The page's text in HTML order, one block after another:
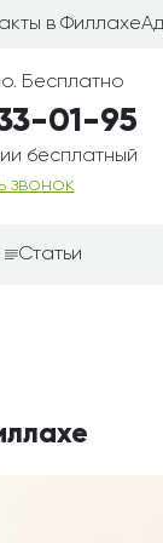
в Филлахе
Бесплатно
01-95
бесплатный
звонок
Статьи